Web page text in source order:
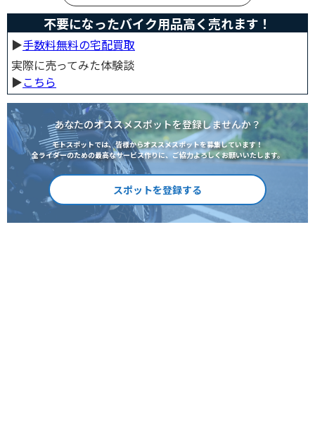
不要になったバイク用品高く売れます！
▶︎手数料無料の宅配買取
実際に売ってみた体験談
▶︎こちら
あなたのオススメスポットを登録しませんか？
モトスポットでは、皆様からオススメスポットを募集しています！
全ライダーのための最高なサービス作りに、ご協力よろしくお願いいたします。
スポットを登録する